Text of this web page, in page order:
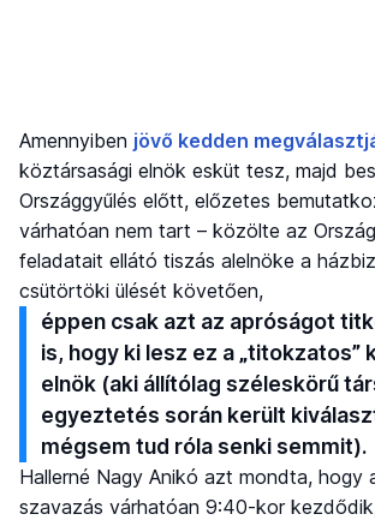
Amennyiben jövő kedden
köztársasági elnök esküt tesz, majd
Országgyűlés előtt, előzetes
várhatóan nem tart – közölte az
feladatait ellátó tiszás alelnöke a
csütörtöki ülését követően,
éppen csak azt az apróságot
is, hogy ki lesz ez a „titokzatos”
elnök (aki állítólag széleskörű
egyeztetés során került
mégsem tud róla senki semmit).
Hallerné Nagy Anikó azt mondta, hogy
szavazás várhatóan 9:40-kor